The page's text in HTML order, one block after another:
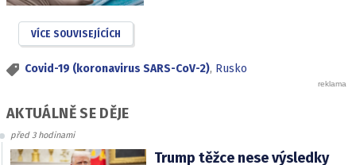
VÍCE SOUVISEJÍCÍCH
Covid-19 (koronavirus SARS-CoV-2), Rusko
AKTUÁLNĚ SE DĚJE
před 3 hodinami
Trump těžce nese výsledky